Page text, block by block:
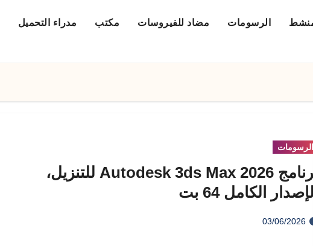
الرسومات مضاد للفيروسات مكتب مدراء التحميل
الرسومات
برنامج Autodesk 3ds Max 2026 للتنزيل،
الكامل 64 بت
03/06/2026